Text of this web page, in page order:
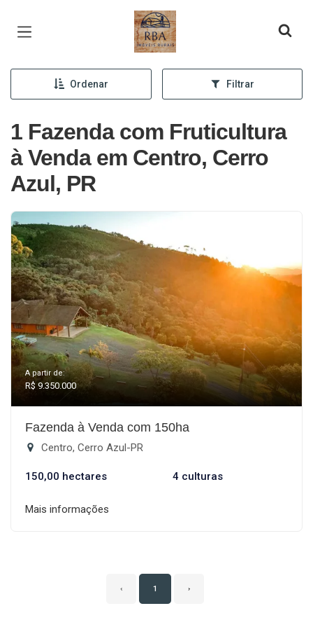
Página inicial
Ordenar Filtrar
1 Fazenda com Fruticultura
à Venda em Centro, Cerro
Azul, PR
A partir de:
R$ 9.350.000
Fazenda à Venda com 150ha
Centro, Cerro Azul-PR
150,00 hectares 4 culturas
Mais informações
‹ 1 ›